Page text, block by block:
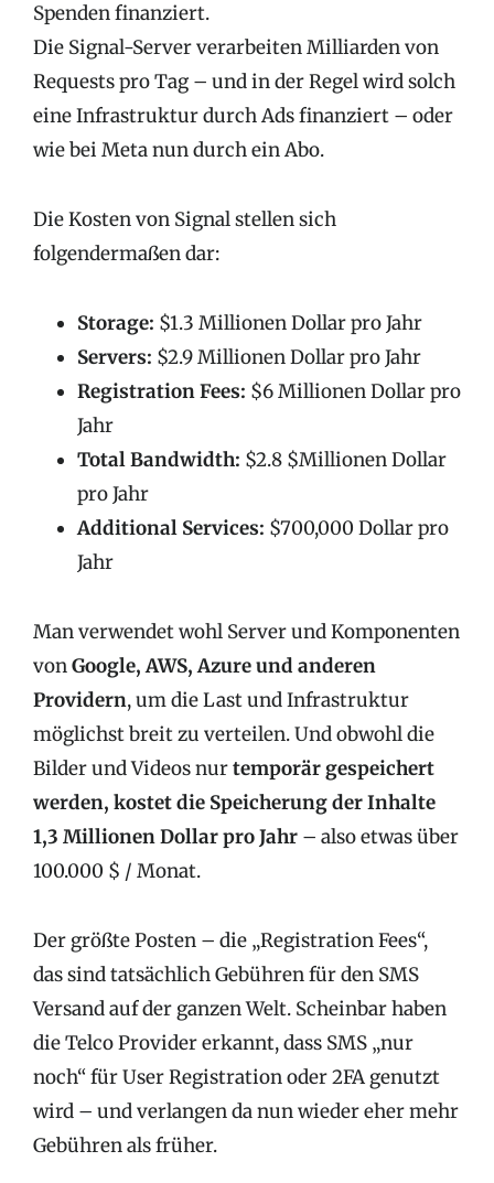
Spenden finanziert.
Die Signal-Server verarbeiten Milliarden von
Requests pro Tag – und in der Regel wird solch
eine Infrastruktur durch Ads finanziert – oder
wie bei Meta nun durch ein Abo.
Die Kosten von Signal stellen sich
folgendermaßen dar:
Storage: $1.3 Millionen Dollar pro Jahr
Servers: $2.9 Millionen Dollar pro Jahr
Registration Fees: $6 Millionen Dollar pro
Jahr
Total Bandwidth: $2.8 $Millionen Dollar
pro Jahr
Additional Services: $700,000 Dollar pro
Jahr
Man verwendet wohl Server und Komponenten
vonGoogle, AWS, Azure und anderen
Providern, um die Last und Infrastruktur
möglichst breit zu verteilen. Und obwohl die
Bilder und Videos nurtemporär gespeichert
werden, kostet die Speicherung der Inhalte
1,3 Millionen Dollar pro Jahr – also etwas über
100.000 $ / Monat.
Der größte Posten – die „Registration Fees“,
das sind tatsächlich Gebühren für den SMS
Versand auf der ganzen Welt. Scheinbar haben
die Telco Provider erkannt, dass SMS „nur
noch“ für User Registration oder 2FA genutzt
wird – und verlangen da nun wieder eher mehr
Gebühren als früher.